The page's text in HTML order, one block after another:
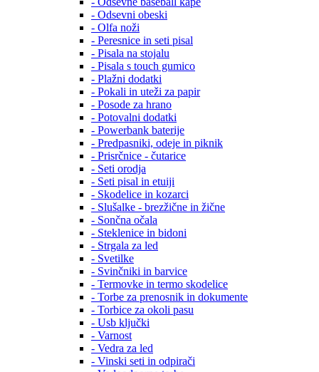
- Odsevni obeski
- Olfa noži
- Peresnice in seti pisal
- Pisala na stojalu
- Pisala s touch gumico
- Plažni dodatki
- Pokali in uteži za papir
- Posode za hrano
- Potovalni dodatki
- Powerbank baterije
- Predpasniki, odeje in piknik
- Prisrčnice - čutarice
- Seti orodja
- Seti pisal in etuiji
- Skodelice in kozarci
- Slušalke - brezžične in žične
- Sončna očala
- Steklenice in bidoni
- Strgala za led
- Svetilke
- Svinčniki in barvice
- Termovke in termo skodelice
- Torbe za prenosnik in dokumente
- Torbice za okoli pasu
- Usb ključki
- Varnost
- Vedra za led
- Vinski seti in odpirači